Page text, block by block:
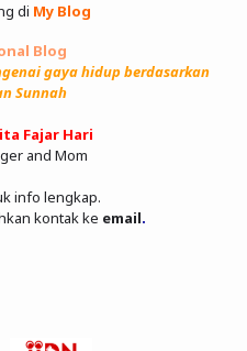
di My Blog
Blog
gaya hidup berdasarkan
Sunnah
Fajar Hari
and Mom
info lengkap.
kontak ke email.